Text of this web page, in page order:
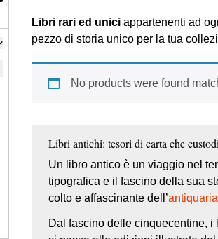
Libri rari ed unici appartenenti ad
pezzo di storia unico per la tua
No products were found
Libri antichi: tesori di carta che
Un libro antico è un viaggio nel
tipografica e il fascino della sua
colto e affascinante dell’
Dal fascino delle cinquecentine,